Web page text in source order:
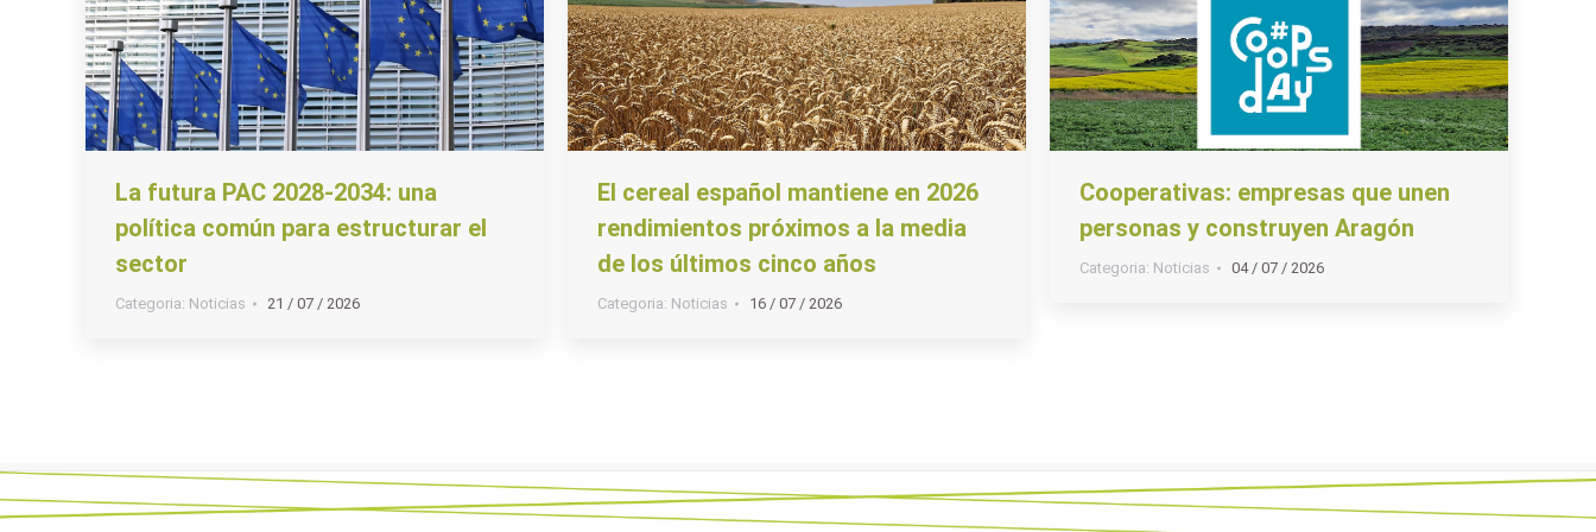
La futura PAC 2028-2034: una
política común para estructurar el
sector
Categoria: Noticias 21 / 07 / 2026
El cereal español mantiene en 2026
rendimientos próximos a la media
de los últimos cinco años
Categoria: Noticias 16 / 07 / 2026
Cooperativas: empresas que unen
personas y construyen Aragón
Categoria: Noticias 04 / 07 / 2026